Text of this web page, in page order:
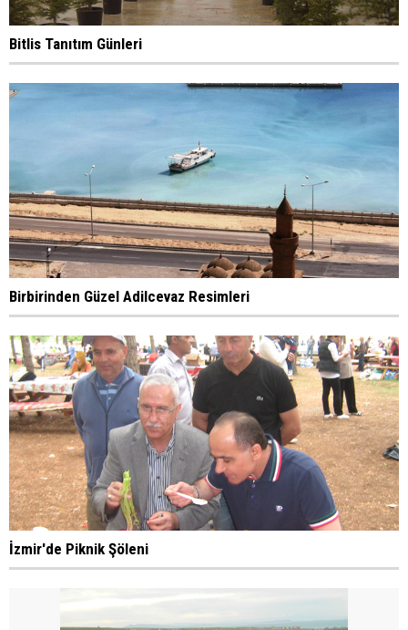
Bitlis Tanıtım Günleri
Birbirinden Güzel Adilcevaz Resimleri
İzmir'de Piknik Şöleni